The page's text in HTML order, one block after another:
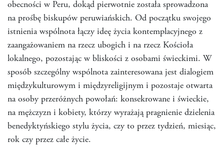
obecności w Peru, dokąd pierwotnie została sprowadzona
na prośbę biskupów peruwiańskich. Od początku swojego
istnienia wspólnota łączy ideę życia kontemplacyjnego z
zaangażowaniem na rzecz ubogich i na rzecz Kościoła
lokalnego, pozostając w bliskości z osobami świeckimi. W
sposób szczególny wspólnota zainteresowana jest dialogiem
międzykulturowym i międzyreligijnym i pozostaje otwarta
na osoby przeróżnych powołań: konsekrowane i świeckie,
na mężczyzn i kobiety, którzy wyrażają pragnienie dzielenia
benedyktyńskiego stylu życia, czy to przez tydzień, miesiąc,
rok czy przez całe życie.